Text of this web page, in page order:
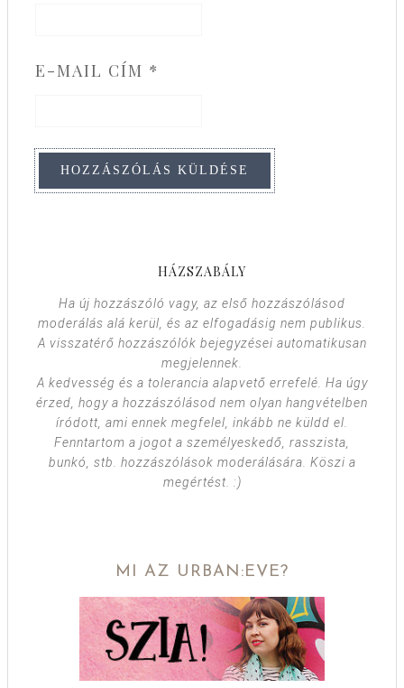
E-MAIL CÍM *
HÁZSZABÁLY
Ha új hozzászóló vagy, az első hozzászólásod
moderálás alá kerül, és az elfogadásig nem publikus.
A visszatérő hozzászólók bejegyzései automatikusan
megjelennek.
A kedvesség és a tolerancia alapvető errefelé. Ha úgy
érzed, hogy a hozzászólásod nem olyan hangvételben
íródott, ami ennek megfelel, inkább ne küldd el.
Fenntartom a jogot a személyeskedő, rasszista,
bunkó, stb. hozzászólások moderálására. Köszi a
megértést. :)
MI AZ URBAN:EVE?